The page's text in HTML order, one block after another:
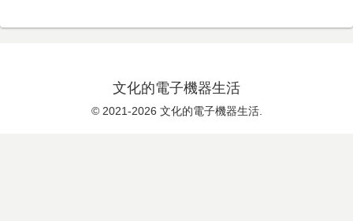
文化的電子機器生活
© 2021-2026 文化的電子機器生活.